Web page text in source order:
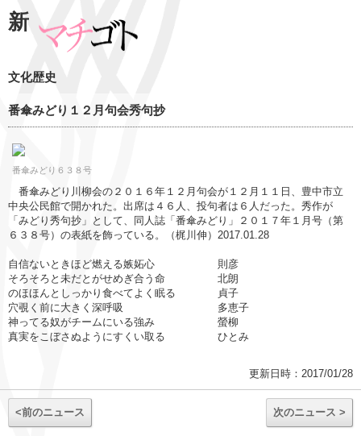
新
文化歴史
番傘みどり１２月句会秀句抄
番傘みどり６３８号
番傘みどり川柳会の２０１６年１２月句会が１２月１１日、豊中市立
中央公民館で開かれた。出席は４６人、投句者は６人だった。秀作が
「みどり秀句抄」として、同人誌「番傘みどり」２０１７年１月号（第
６３８号）の表紙を飾っている。（梶川伸）2017.01.28
自信ないときほど燃える嫉妬心 則彦
そろそろと未だとがせめぎ合う命 北朗
のほほんとしっかり食べてよく眠る 貞子
穴覗く前に大きく深呼吸 多恵子
神ってる奴がチームにいる強み 螢柳
真実をこぼさぬようにすくい取る ひとみ
更新日時：2017/01/28
<前のニュース 次のニュース >